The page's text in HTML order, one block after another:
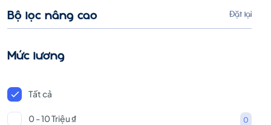
Bộ lọc nâng cao Đặt lại
Mức lương
Tất cả
0 - 10 Triệu ₫ 0